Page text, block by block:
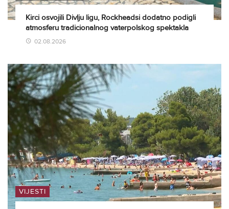
Kirci osvojili Divlju ligu, Rockheadsi dodatno podigli
atmosferu tradicionalnog vaterpolskog spektakla
02.08.2026
VIJESTI